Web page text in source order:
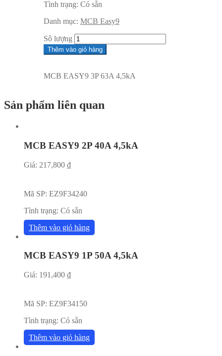
Tình trạng: Có sẵn
Danh mục: MCB Easy9
Sô lượng
Thêm vào giỏ hàng
MCB EASY9 3P 63A 4,5kA
Sản phẩm liên quan
MCB EASY9 2P 40A 4,5kA
Giá: 217,800 ₫
Mã SP: EZ9F34240
Tình trạng: Có sẵn
Thêm vào giỏ hàng
MCB EASY9 1P 50A 4,5kA
Giá: 191,400 ₫
Mã SP: EZ9F34150
Tình trạng: Có sẵn
Thêm vào giỏ hàng